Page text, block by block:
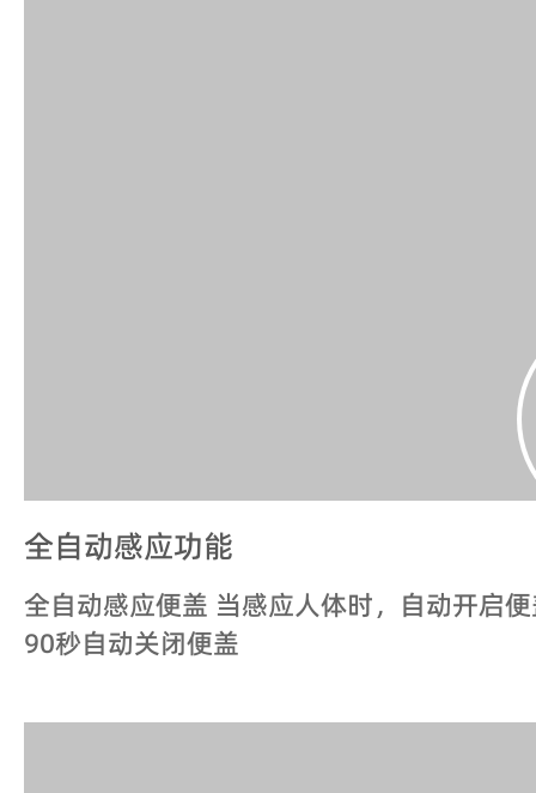
全自动感应功能
全自动感应便盖 当感应人体时，自动开启
90秒自动关闭便盖